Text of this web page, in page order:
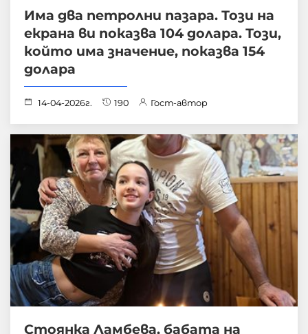
Има два петролни пазара. Този на
екрана ви показва 104 долара. Този,
който има значение, показва 154
долара
14-04-2026г. 190 Гост-автор
Стоянка Ламбева, бабата на